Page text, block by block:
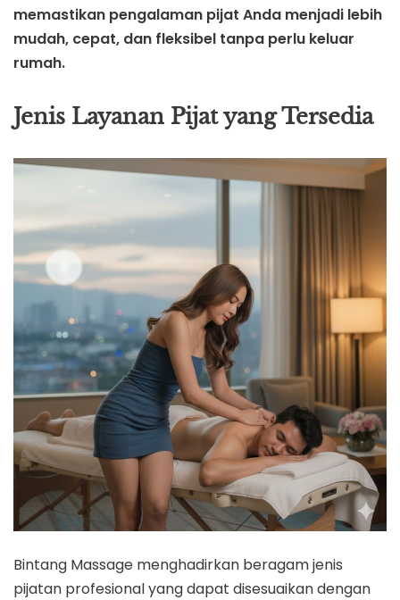
memastikan pengalaman pijat Anda menjadi lebih
mudah, cepat, dan fleksibel tanpa perlu keluar
rumah.
Jenis Layanan Pijat yang Tersedia
Bintang Massage menghadirkan beragam jenis
pijatan profesional yang dapat disesuaikan dengan